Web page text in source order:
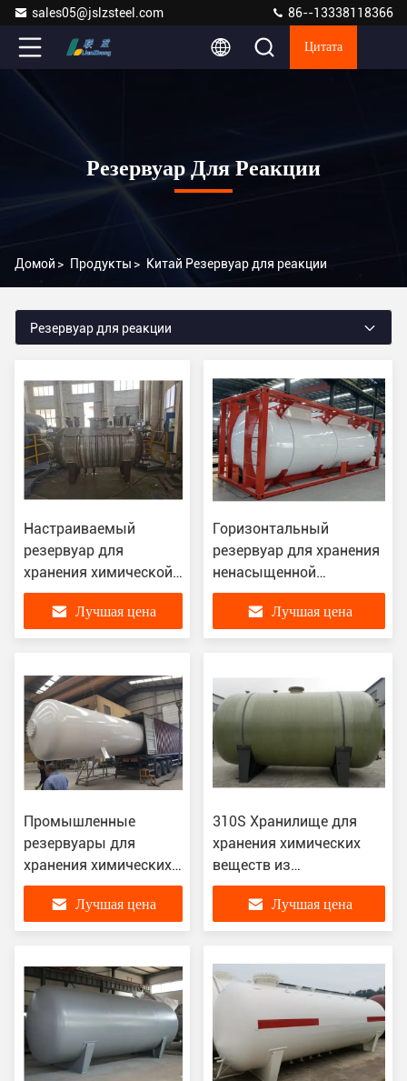
sales05@jslzsteel.com 86--13338118366
Цитата
Резервуар Для Реакции
Домой > Продукты > Китай Резервуар для реакции
Резервуар для реакции
Настраиваемый
резервуар для
хранения химической
реакции
Нержавеющая сталь
Лучшая цена
Горизонтальный
резервуар для хранения
ненасыщенной
полиэфирной смолы
Лучшая цена
Промышленные
резервуары для
хранения химических
веществ и топлива
Лучшая цена
310S Хранилище для
хранения химических
веществ из
углеродистой стали с
осуществимым и
практичным дизайном
хранилища
Лучшая цена